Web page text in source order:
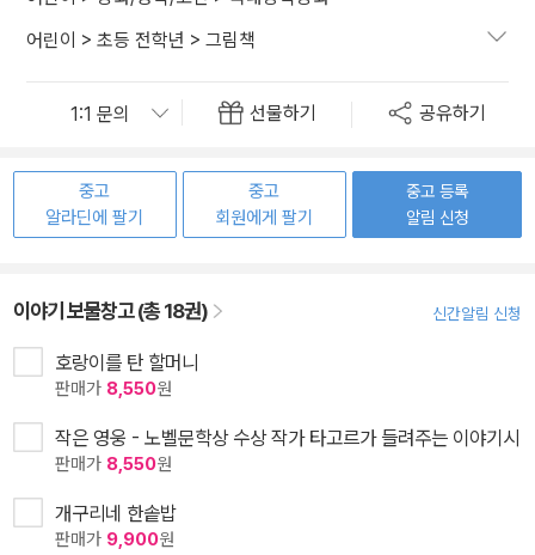
어린이 > 초등 전학년 > 그림책
선물하기 공유하기
중고
알라딘에 팔기
중고
회원에게 팔기
중고 등록
알림 신청
이야기 보물창고 (총 18권) 신간알림 신청
호랑이를 탄 할머니
판매가 8,550원
작은 영웅 - 노벨문학상 수상 작가 타고르가 들려주는 이야기시
판매가 8,550원
개구리네 한솥밥
판매가 9,900원